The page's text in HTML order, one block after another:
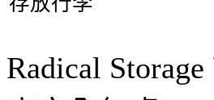
Radical